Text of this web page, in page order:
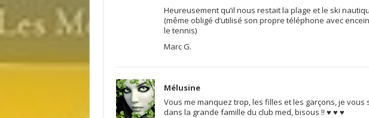
Heureusement qu’il nous restait la plage et le ski
(même obligé d’utilisé son propre téléphone avec
le tennis)
Marc G.
Mélusine
Vous me manquez trop, les filles et les garçons, je
dans la grande famille du club med, bisous !! ♥ ♥ ♥